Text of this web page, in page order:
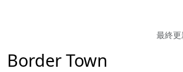
最終
Border Town